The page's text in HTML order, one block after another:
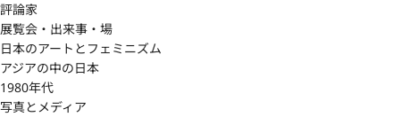
評論家
展覧会・出来事・場
日本のアートとフェミニズム
アジアの中の日本
1980年代
写真とメディア